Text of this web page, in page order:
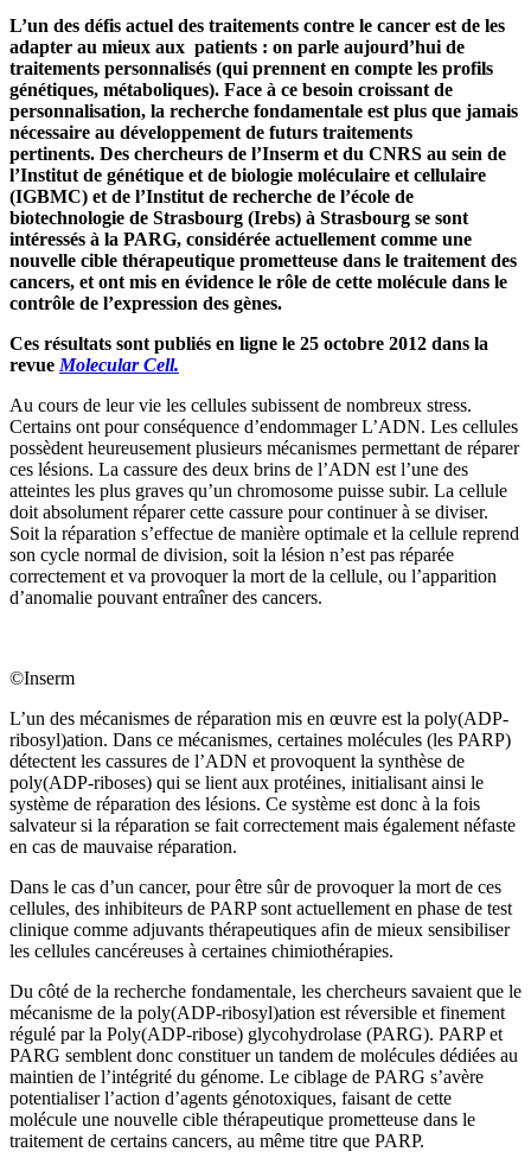
L’un des défis actuel des traitements contre le cancer est de les
adapter au mieux aux patients : on parle aujourd’hui de
traitements personnalisés (qui prennent en compte les profils
génétiques, métaboliques). Face à ce besoin croissant de
personnalisation, la recherche fondamentale est plus que jamais
nécessaire au développement de futurs traitements
pertinents. Des chercheurs de l’Inserm et du CNRS au sein de
l’Institut de génétique et de biologie moléculaire et cellulaire
(IGBMC) et de l’Institut de recherche de l’école de
biotechnologie de Strasbourg (Irebs) à Strasbourg se sont
intéressés à la PARG, considérée actuellement comme une
nouvelle cible thérapeutique prometteuse dans le traitement des
cancers, et ont mis en évidence le rôle de cette molécule dans le
contrôle de l’expression des gènes.
Ces résultats sont publiés en ligne le 25 octobre 2012 dans la
revue Molecular Cell.
Au cours de leur vie les cellules subissent de nombreux stress.
Certains ont pour conséquence d’endommager L’ADN. Les cellules
possèdent heureusement plusieurs mécanismes permettant de réparer
ces lésions. La cassure des deux brins de l’ADN est l’une des
atteintes les plus graves qu’un chromosome puisse subir. La cellule
doit absolument réparer cette cassure pour continuer à se diviser.
Soit la réparation s’effectue de manière optimale et la cellule reprend
son cycle normal de division, soit la lésion n’est pas réparée
correctement et va provoquer la mort de la cellule, ou l’apparition
d’anomalie pouvant entraîner des cancers.
©Inserm
L’un des mécanismes de réparation mis en œuvre est la poly(ADP-
ribosyl)ation. Dans ce mécanismes, certaines molécules (les PARP)
détectent les cassures de l’ADN et provoquent la synthèse de
poly(ADP-riboses) qui se lient aux protéines, initialisant ainsi le
système de réparation des lésions. Ce système est donc à la fois
salvateur si la réparation se fait correctement mais également néfaste
en cas de mauvaise réparation.
Dans le cas d’un cancer, pour être sûr de provoquer la mort de ces
cellules, des inhibiteurs de PARP sont actuellement en phase de test
clinique comme adjuvants thérapeutiques afin de mieux sensibiliser
les cellules cancéreuses à certaines chimiothérapies.
Du côté de la recherche fondamentale, les chercheurs savaient que le
mécanisme de la poly(ADP-ribosyl)ation est réversible et finement
régulé par la Poly(ADP-ribose) glycohydrolase (PARG). PARP et
PARG semblent donc constituer un tandem de molécules dédiées au
maintien de l’intégrité du génome. Le ciblage de PARG s’avère
potentialiser l’action d’agents génotoxiques, faisant de cette
molécule une nouvelle cible thérapeutique prometteuse dans le
traitement de certains cancers, au même titre que PARP.